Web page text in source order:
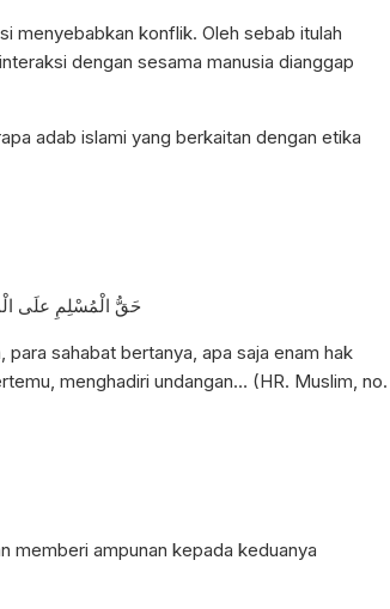
menyebabkan konflik. Oleh sebab itulah
dengan sesama manusia dianggap
adab islami yang berkaitan dengan etika
…حَقُّ الْمُسْلِمِ علَى
para sahabat bertanya, apa saja enam hak
menghadiri undangan… (HR. Muslim, no.
memberi ampunan kepada keduanya